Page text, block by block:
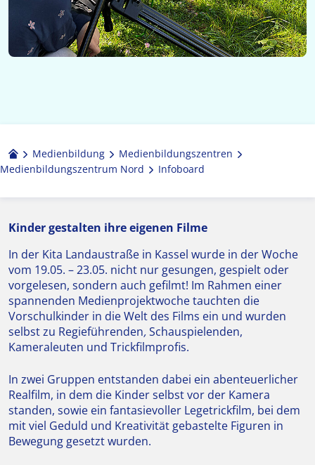
Medienbildung
Medien­bildungs­zentren
Medienbildungszentrum Nord
Infoboard
Kinder gestalten ihre eigenen Filme
In der Kita Landaustraße in Kassel wurde in der Woche
vom 19.05. – 23.05. nicht nur gesungen, gespielt oder
vorgelesen, sondern auch gefilmt! Im Rahmen einer
spannenden Medienprojektwoche tauchten die
Vorschulkinder in die Welt des Films ein und wurden
selbst zu Regieführenden,Schauspielenden,
Kameraleuten und Trickfilmprofis.
In zwei Gruppen entstanden dabei ein abenteuerlicher
Realfilm, in dem die Kinder selbst vor der Kamera
standen, sowie ein fantasievoller Legetrickfilm, bei dem
mit viel Geduld und Kreativität gebastelte Figuren in
Bewegung gesetzt wurden.